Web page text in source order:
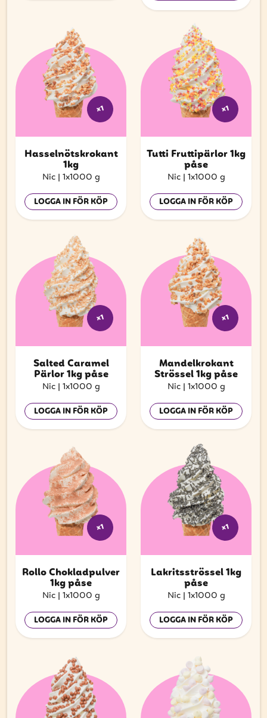
x1
Hasselnötskrokant
1kg
Nic | 1x1000 g
LOGGA IN FÖR KÖP
x1
Tutti Fruttipärlor 1kg
påse
Nic | 1x1000 g
LOGGA IN FÖR KÖP
x1
Salted Caramel
Pärlor 1kg påse
Nic | 1x1000 g
LOGGA IN FÖR KÖP
x1
Mandelkrokant
Strössel 1kg påse
Nic | 1x1000 g
LOGGA IN FÖR KÖP
x1
Rollo Chokladpulver
1kg påse
Nic | 1x1000 g
LOGGA IN FÖR KÖP
x1
Lakritsströssel 1kg
påse
Nic | 1x1000 g
LOGGA IN FÖR KÖP